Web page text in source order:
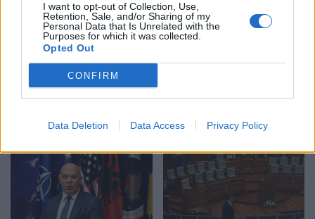
I want to opt-out of Collection, Use,
Retention, Sale, and/or Sharing of my
Personal Data that Is Unrelated with the
Purposes for which it was collected.
Opted Out
CONFIRM
Data Deletion Data Access Privacy Policy
Presidenti nga LDK-ja?
Analistët vlerësojnë
sinjalet e Konjufcës dhe
mundësinë e
marrëveshjes me LVV-në
prova pas ndalimit të një
të dyshuari për krime lufte
në Kosovë